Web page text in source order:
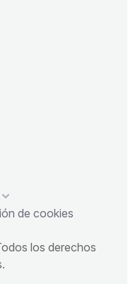
de cookies
los derechos